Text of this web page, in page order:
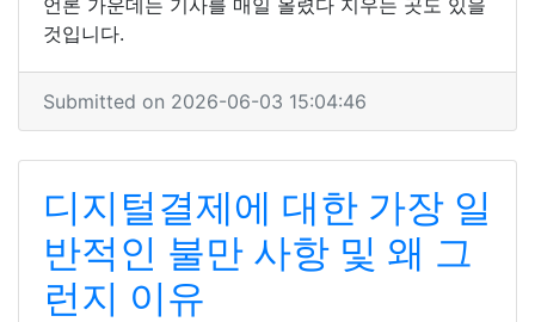
언론 가운데는 기사를 매일 올렸다 지우는 곳도 있을
것입니다.
Submitted on 2026-06-03 15:04:46
디지털결제에 대한 가장 일
반적인 불만 사항 및 왜 그
런지 이유